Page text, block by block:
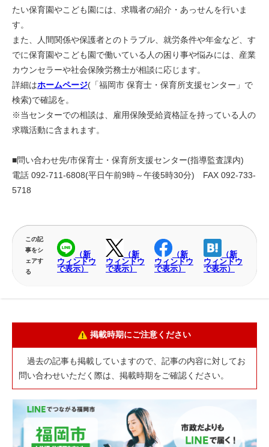
たい保育園やこども園には、求職者の紹介・あっせんを行いま
す。
また、人間関係や保護者とのトラブル、就労条件や年金など、す
でに保育園やこども園で働いている人の困り事や悩みには、産業
カウンセラーや社会保険労務士が相談に応じます。
詳細はホームページ(「福岡市 保育士・保育所支援センター」で
検索)で確認を。
※当センターでの相談は、雇用保険受給資格証を持っている人の
求職活動に含まれます。
■問い合わせ先/市保育士・保育所支援センター(指導監査課内)
電話 092-711-6808(平日午前9時～午後5時30分) FAX 092-733-
5718
この記
事をシ
ェアす
る
（新
ウィンドウ
で表示）
（新
ウィンドウ
で表示）
（新
ウィンドウ
で表示）
（新
ウィンドウ
で表示）
掲載時期にご注意ください
過去の記事も掲載していますので、記事の内容に対してお
問い合わせいただく際は、掲載時期をご確認ください。